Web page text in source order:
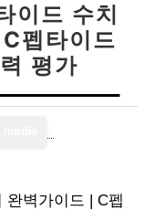
이드 수치
펩타이드
평가
완벽가이드 | C펩